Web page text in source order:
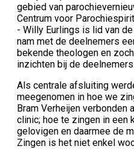
gebied van
Centrum voor
- Willy Eurlings is lid van
nam met de deelnemers
bekende theologen en
inzichten bij de deelnemers.
Als centrale afsluiting
meegenomen in hoe we
Bram Verheijen verbonden
clinic; hoe te zingen in een
gelovigen en daarmee de
Zingen is het niet enkel